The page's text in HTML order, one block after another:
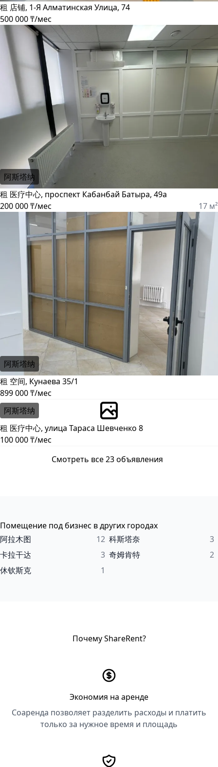
租 店铺, 1-Я Алматинская Улица, 74
500 000 ₸/мес
阿斯塔纳
租 医疗中心, проспект Кабанбай Батыра, 49а
200 000 ₸/мес
17 м²
阿斯塔纳
租 空间, Кунаева 35/1
899 000 ₸/мес
阿斯塔纳
租 医疗中心, улица Тараса Шевченко 8
100 000 ₸/мес
Смотреть все 23 объявления
Помещение под бизнес в других городах
阿拉木图
12 科斯塔奈
3
卡拉干达
3 奇姆肯特
2
休钦斯克
1
Почему ShareRent?
Экономия на аренде
Соаренда позволяет разделить расходы и платить
только за нужное время и площадь